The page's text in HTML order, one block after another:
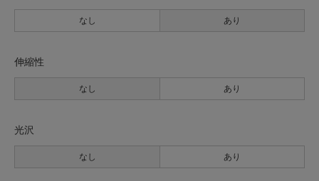
なし あり
伸縮性
なし あり
光沢
なし あり